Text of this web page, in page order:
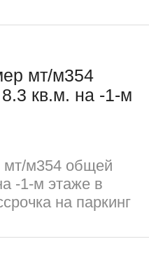
мт/м354
кв.м. на -1-м
м354 общей
-1-м этаже в
на паркинг